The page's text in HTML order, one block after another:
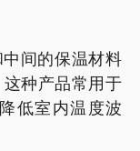
间的保温材料
种产品常用于
低室内温度波